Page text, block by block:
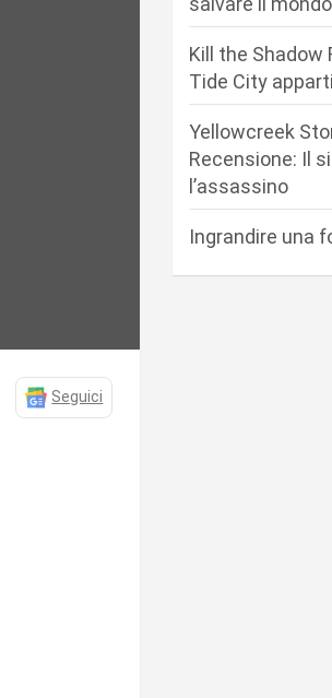
Seguici
Kill the Shadow
Tide City
Yellowcreek
Recensione: Il
l’assassino
Ingrandire una